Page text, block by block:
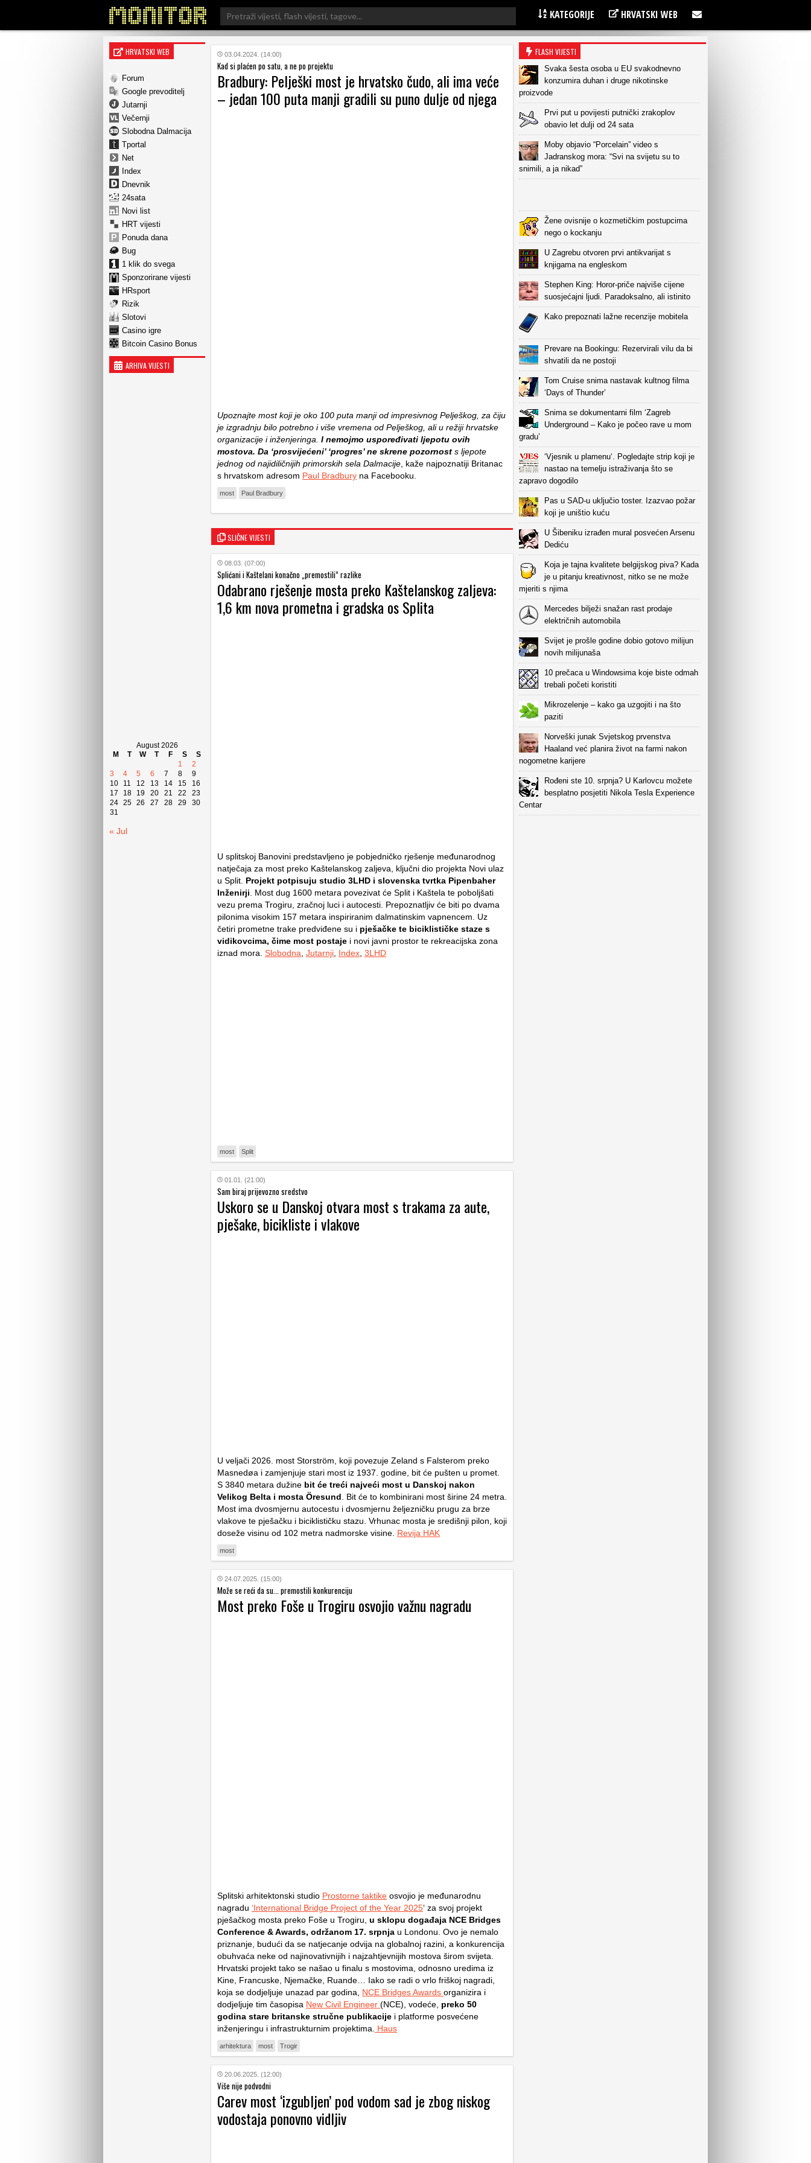
Search
for:
KATEGORIJE HRVATSKI WEB
HRVATSKI WEB
Forum
Google prevoditelj
Jutarnji
Večernji
Slobodna Dalmacija
Tportal
Net
Index
Dnevnik
24sata
Novi list
HRT vijesti
Ponuda dana
Bug
1 klik do svega
Sponzorirane vijesti
HRsport
Rizik
Slotovi
Casino igre
Bitcoin Casino Bonus
ARHIVA VIJESTI
August 2026
M
T W T F S
S
1
2
3
4 5 6 7 8
9
10
11 12 13 14 15
16
17
18 19 20 21 22
23
24 25 26 27 28 29
30
31
« Jul
03.04.2024. (14:00)
Kad si plaćen po satu, a ne po projektu
Bradbury: Pelješki most je hrvatsko čudo, ali ima veće
– jedan 100 puta manji gradili su puno dulje od njega
Upoznajte most koji je oko 100 puta manji od impresivnog Pelješkog, za čiju
je izgradnju bilo potrebno i više vremena od Pelješkog, ali u režiji hrvatske
organizacije i inženjeringa. I nemojmo uspoređivati ​​ljepotu ovih
mostova. Da ‘prosvijećeni’ ‘progres’ ne skrene pozornost s ljepote
jednog od najidiličnijih primorskih sela Dalmacije , kaže najpoznatiji Britanac
s hrvatskom adresom Paul Bradbury na Facebooku.
most Paul Bradbury
SLIČNE VIJESTI
08.03. (07:00)
Splićani i Kaštelani konačno „premostili” razlike
Odabrano rješenje mosta preko Kaštelanskog zaljeva:
1,6 km nova prometna i gradska os Splita
U splitskoj Banovini predstavljeno je pobjedničko rješenje međunarodnog
natječaja za most preko Kaštelanskog zaljeva, ključni dio projekta Novi ulaz
u Split. Projekt potpisuju studio 3LHD i slovenska tvrtka Pipenbaher
Inženirji. Most dug 1600 metara povezivat će Split i Kaštela te poboljšati
vezu prema Trogiru, zračnoj luci i autocesti. Prepoznatljiv će biti po dvama
pilonima visokim 157 metara inspiriranim dalmatinskim vapnencem. Uz
četiri prometne trake predviđene su i pješačke te biciklističke staze s
vidikovcima, čime most postaje i novi javni prostor te rekreacijska zona
iznad mora. Slobodna, Jutarnji, Index, 3LHD
most Split
01.01. (21:00)
Sam biraj prijevozno sredstvo
Uskoro se u Danskoj otvara most s trakama za aute,
pješake, bicikliste i vlakove
U veljači 2026. most Storström, koji povezuje Zeland s Falsterom preko
Masnedøa i zamjenjuje stari most iz 1937. godine, bit će pušten u promet.
S 3840 metara dužine bit će treći najveći most u Danskoj nakon
Velikog Belta i mosta Öresund . Bit će to kombinirani most širine 24 metra.
Most ima dvosmjernu autocestu i dvosmjernu željezničku prugu za brze
vlakove te pješačku i biciklističku stazu. Vrhunac mosta je središnji pilon, koji
doseže visinu od 102 metra nadmorske visine. Revija HAK
most
24.07.2025. (15:00)
Može se reći da su... premostili konkurenciju
Most preko Foše u Trogiru osvojio važnu nagradu
Splitski arhitektonski studio Prostorne taktike osvojio je međunarodnu
nagradu ‘International Bridge Project of the Year 2025‘ za svoj projekt
pješačkog mosta preko Foše u Trogiru, u sklopu događaja NCE Bridges
Conference & Awards, održanom 17. srpnja u Londonu. Ovo je nemalo
priznanje, budući da se natjecanje odvija na globalnoj razini, a konkurencija
obuhvaća neke od najinovativnijih i najzahtjevnijih mostova širom svijeta.
Hrvatski projekt tako se našao u finalu s mostovima, odnosno uredima iz
Kine, Francuske, Njemačke, Ruande… Iako se radi o vrlo friškoj nagradi,
koja se dodjeljuje unazad par godina, NCE Bridges Awards organizira i
dodjeljuje tim časopisa New Civil Engineer (NCE), vodeće, preko 50
godina stare britanske stručne publikacije i platforme posvećene
inženjeringu i infrastrukturnim projektima.
Haus
arhitektura most Trogir
20.06.2025. (12:00)
Više nije podvodni
Carev most ‘izgubljen’ pod vodom sad je zbog niskog
vodostaja ponovno vidljiv
FLASH VIJESTI
Svaka šesta osoba u EU svakodnevno
konzumira duhan i druge nikotinske
proizvode
Prvi put u povijesti putnički zrakoplov
obavio let dulji od 24 sata
Moby objavio “Porcelain” video s
Jadranskog mora: “Svi na svijetu su to
snimili, a ja nikad”
Žene ovisnije o kozmetičkim postupcima
nego o kockanju
U Zagrebu otvoren prvi antikvarijat s
knjigama na engleskom
Stephen King: Horor-priče najviše cijene
suosjećajni ljudi. Paradoksalno, ali istinito
Kako prepoznati lažne recenzije mobitela
Prevare na Bookingu: Rezervirali vilu da bi
shvatili da ne postoji
Tom Cruise snima nastavak kultnog filma
‘Days of Thunder’
Snima se dokumentarni film ‘Zagreb
Underground – Kako je počeo rave u mom
gradu’
‘Vjesnik u plamenu‘. Pogledajte strip koji je
nastao na temelju istraživanja što se
zapravo dogodilo
Pas u SAD-u uključio toster. Izazvao požar
koji je uništio kuću
U Šibeniku izrađen mural posvećen Arsenu
Dediću
Koja je tajna kvalitete belgijskog piva? Kada
je u pitanju kreativnost, nitko se ne može
mjeriti s njima
Mercedes bilježi snažan rast prodaje
električnih automobila
Svijet je prošle godine dobio gotovo milijun
novih milijunaša
10 prečaca u Windowsima koje biste odmah
trebali početi koristiti
Mikrozelenje – kako ga uzgojiti i na što
paziti
Norveški junak Svjetskog prvenstva
Haaland već planira život na farmi nakon
nogometne karijere
Rođeni ste 10. srpnja? U Karlovcu možete
besplatno posjetiti Nikola Tesla Experience
Centar